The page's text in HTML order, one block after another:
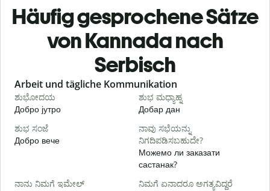
Häufig gesprochene Sätze
von Kannada nach
Serbisch
Slide 1 of 6
Arbeit und tägliche Kommunikation
ಶುಭೋದಯ
Добро јутро
ಶುಭ ಮಧ್ಯಾಹ್ನ
Добар дан
ಶುಭ ಸಂಜೆ
Добро вече
ನಾವು ಸಭೆಯನ್ನು
ನಿಗದಿಪಡಿಸಬಹುದೇ?
Можемо ли заказати
састанак?
ನಾನು ನಿಮಗೆ ಇಮೇಲ್
ನಿಮಗೆ ಏನಾದರೂ ಅಗತ್ಯವಿದ್ದರೆ